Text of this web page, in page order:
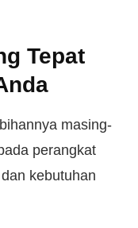
Tepat
masing-
perangkat
kebutuhan